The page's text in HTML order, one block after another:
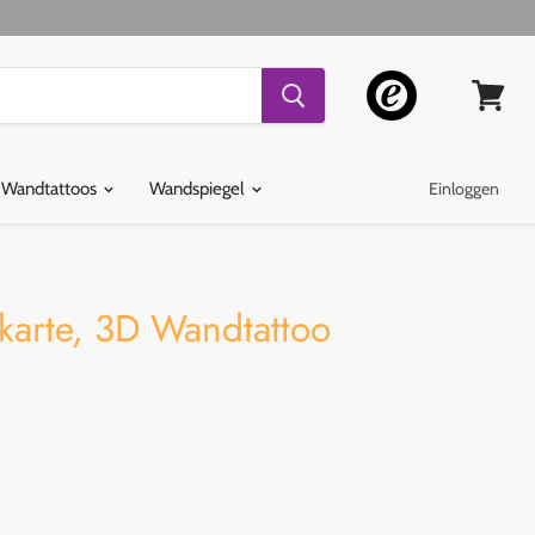
Wandspiegel Einloggen
3D Wandtattoo